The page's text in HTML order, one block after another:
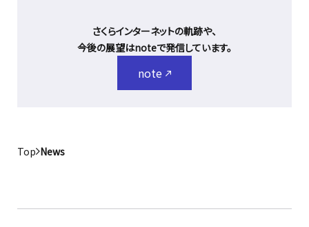
さくらインターネットの軌跡や、
今後の展望はnoteで発信しています。
note
Top News